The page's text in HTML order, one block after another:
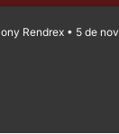
Rendrex • 5 de